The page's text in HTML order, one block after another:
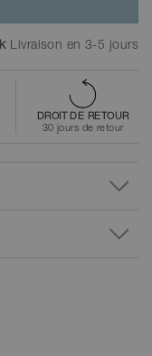
Livraison en 3-5 jours
DROIT DE RETOUR
30 jours de retour